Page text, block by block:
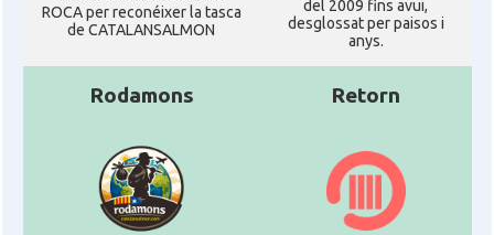
ROCA per reconéixer la tasca
de CATALANSALMON
del 2009 fins avui,
desglossat per paisos i
anys.
Rodamons Retorn